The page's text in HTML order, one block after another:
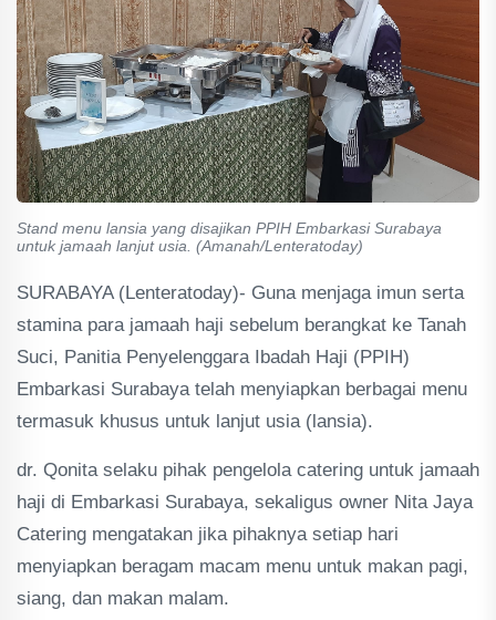
Stand menu lansia yang disajikan PPIH Embarkasi Surabaya
untuk jamaah lanjut usia. (Amanah/Lenteratoday)
SURABAYA (Lenteratoday)- Guna menjaga imun serta
stamina para jamaah haji sebelum berangkat ke Tanah
Suci, Panitia Penyelenggara Ibadah Haji (PPIH)
Embarkasi Surabaya telah menyiapkan berbagai menu
termasuk khusus untuk lanjut usia (lansia).
dr. Qonita selaku pihak pengelola catering untuk jamaah
haji di Embarkasi Surabaya, sekaligus owner Nita Jaya
Catering mengatakan jika pihaknya setiap hari
menyiapkan beragam macam menu untuk makan pagi,
siang, dan makan malam.